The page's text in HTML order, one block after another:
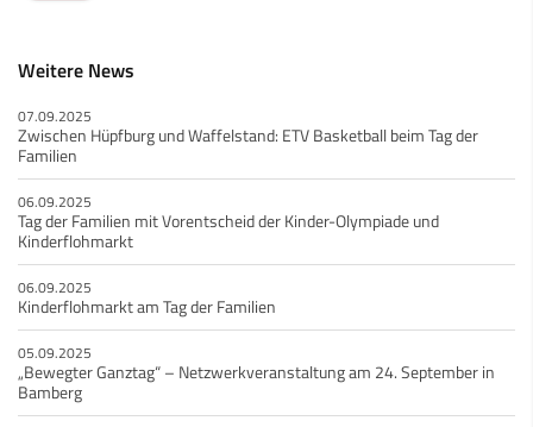
Weitere News
07.09.2025
Zwischen Hüpfburg und Waffelstand: ETV Basketball beim Tag der
Familien
06.09.2025
Tag der Familien mit Vorentscheid der Kinder-Olympiade und
Kinderflohmarkt
06.09.2025
Kinderflohmarkt am Tag der Familien
05.09.2025
„Bewegter Ganztag“ – Netzwerkveranstaltung am 24. September in
Bamberg